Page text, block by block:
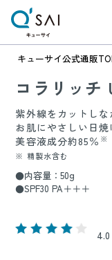
キューサイ公式通販
コラリッチ
紫外線をカットしな
お肌にやさしい日焼
美容液成分約85％ ※
※ 精製水含む
●内容量：50g
●SPF30 PA＋＋＋
4.0